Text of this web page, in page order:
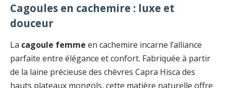
Cagoules en cachemire : luxe et
douceur
La cagoule femme en cachemire incarne l’alliance
parfaite entre élégance et confort. Fabriquée à partir
de la laine précieuse des chèvres Capra Hisca des
hauts plateaux mongols, cette matière naturelle offre